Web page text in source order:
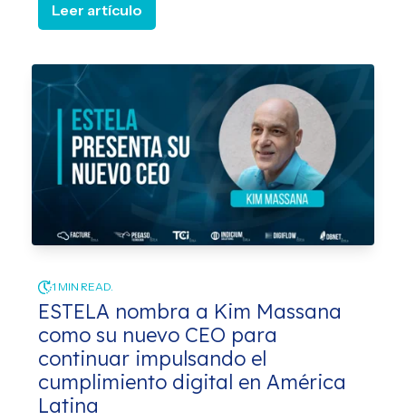
Leer artículo
1 MIN READ.
ESTELA nombra a Kim Massana
como su nuevo CEO para
continuar impulsando el
cumplimiento digital en América
Latina